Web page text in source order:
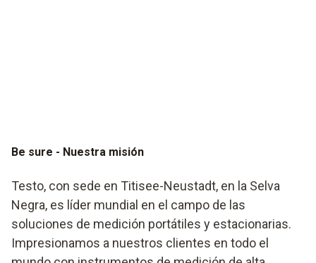
Be sure - Nuestra misión
Testo, con sede en Titisee-Neustadt, en la Selva
Negra, es líder mundial en el campo de las
soluciones de medición portátiles y estacionarias.
Impresionamos a nuestros clientes en todo el